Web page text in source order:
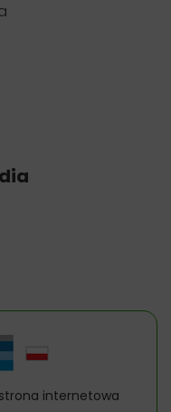
internetowa